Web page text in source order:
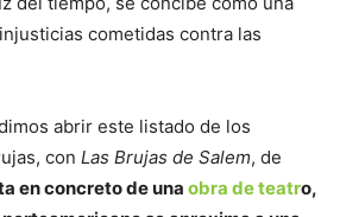
cometidas contra las
abrir este listado de los
con Las Brujas de Salem, de
en concreto de una obra de teatro,